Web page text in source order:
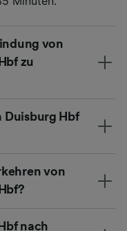
von
zu
Duisburg Hbf
von
nach